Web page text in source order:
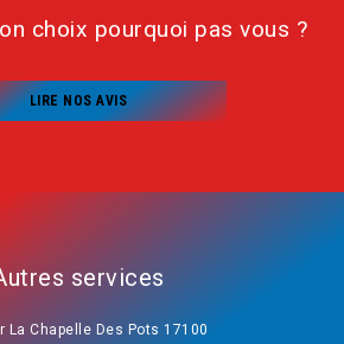
choix pourquoi pas vous ?
LIRE NOS AVIS
services
La Chapelle Des Pots 17100